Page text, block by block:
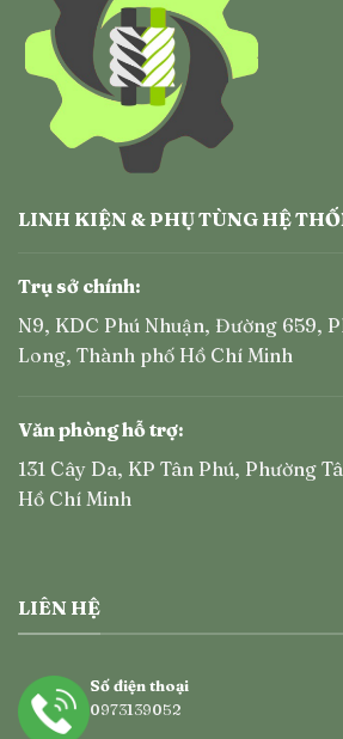
LINH KIỆN & PHỤ TÙNG HỆ
Trụ sở chính:
N9, KDC Phú Nhuận, Đường 659,
Long, Thành phố Hồ Chí Minh
Văn phòng hỗ trợ:
131 Cây Da, KP Tân Phú, Phường
Hồ Chí Minh
LIÊN HỆ
Số điện thoại
0973139052